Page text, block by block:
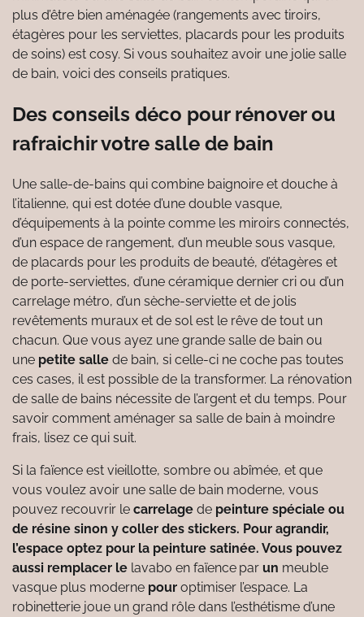
plus d’être bien aménagée (rangements avec tiroirs,
étagères pour les serviettes, placards pour les produits
de soins) est cosy. Si vous souhaitez avoir une jolie salle
de bain, voici des conseils pratiques.
Des conseils déco pour rénover ou
rafraichir votre salle de bain
Une salle-de-bains qui combine baignoire et douche à
l’italienne, qui est dotée d’une double vasque,
d’équipements à la pointe comme les miroirs connectés,
d’un espace de rangement, d’un meuble sous vasque,
de placards pour les produits de beauté, d’étagères et
de porte-serviettes, d’une céramique dernier cri ou d’un
carrelage métro, d’un sèche-serviette et de jolis
revêtements muraux et de sol est le rêve de tout un
chacun. Que vous ayez une grande salle de bain ou
une petite salle de bain, si celle-ci ne coche pas toutes
ces cases, il est possible de la transformer. La rénovation
de salle de bains nécessite de l’argent et du temps. Pour
savoir comment aménager sa salle de bain à moindre
frais, lisez ce qui suit.
Si la faïence est vieillotte, sombre ou abîmée, et que
vous voulez avoir une salle de bain moderne, vous
pouvez recouvrir le carrelage de peinture spéciale ou
de résine sinon y coller des stickers. Pour agrandir,
l’espace optez pour la peinture satinée. Vous pouvez
aussi remplacer le lavabo en faïence par un meuble
vasque plus moderne pour optimiser l’espace. La
robinetterie joue un grand rôle dans l’esthétisme d’une